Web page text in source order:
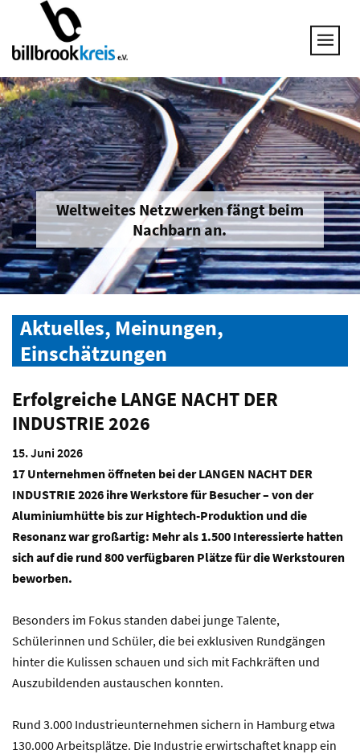
Weltweites Netzwerken fängt beim
Nachbarn an.
UNSERE THEMEN
25 JAHRE NETZWERK
GESPRÄCHSKREISE
UNTERNEHMEN & BRANCHEN
JOB & QUALIFIZIERUNG
BRANCHENINFOS
MITGLIED WERDEN
Aktuelles, Meinungen,
Einschätzungen
Erfolgreiche LANGE NACHT DER
INDUSTRIE 2026
15. Juni 2026
17 Unternehmen öffneten bei der LANGEN NACHT DER
INDUSTRIE 2026 ihre Werkstore für Besucher – von der
Aluminiumhütte bis zur Hightech-Produktion und die
Resonanz war großartig: Mehr als 1.500 Interessierte hatten
sich auf die rund 800 verfügbaren Plätze für die Werkstouren
beworben.
Besonders im Fokus standen dabei junge Talente,
Schülerinnen und Schüler, die bei exklusiven Rundgängen
hinter die Kulissen schauen und sich mit Fachkräften und
Auszubildenden austauschen konnten.
Rund 3.000 Industrieunternehmen sichern in Hamburg etwa
130.000 Arbeitsplätze. Die Industrie erwirtschaftet knapp ein